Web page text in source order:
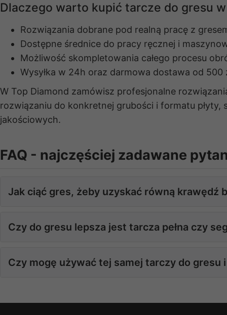
Dlaczego warto kupić tarcze do gresu
Rozwiązania dobrane pod realną pracę z
Dostępne średnice do pracy ręcznej i
Możliwość skompletowania całego procesu
Wysyłka w 24h oraz darmowa dostawa od 500
W Top Diamond zamówisz profesjonalne
rozwiązaniu do konkretnej grubości i formatu
jakościowych.
FAQ - najczęściej zadawane
Jak ciąć gres, żeby uzyskać równą
Podstawą jest cienka, stabilna tarcza
stałych obrotów i płynnego przesuwu –
Czy do gresu lepsza jest tarcza pełna czy
Do gresu najczęściej stosuje się tarcze pełne
przeznaczone głównie do betonu i materiałów
Czy mogę używać tej samej tarczy do gresu
materiałom ceramicznym i spiekom – zapewnia